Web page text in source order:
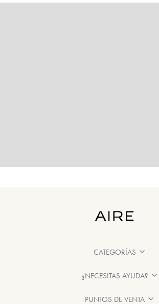
CATEGORÍAS
¿NECESITAS AYUDA?
PUNTOS DE VENTA